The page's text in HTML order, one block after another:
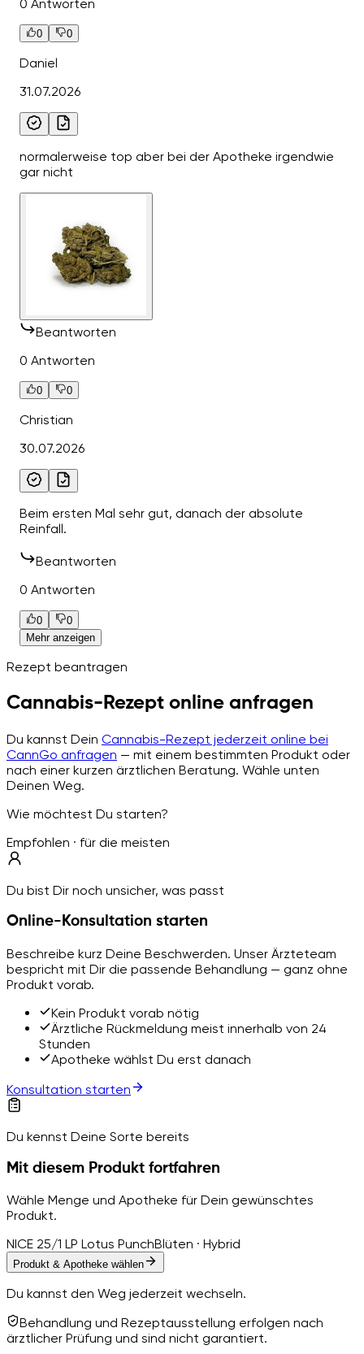
0 Antworten
0 0
Daniel
31.07.2026
normalerweise top aber bei der Apotheke irgendwie
gar nicht
Beantworten
0 Antworten
0 0
Christian
30.07.2026
Beim ersten Mal sehr gut, danach der absolute
Reinfall.
Beantworten
0 Antworten
0
0
Mehr anzeigen
Rezept beantragen
Cannabis-Rezept online anfragen
Du kannst Dein Cannabis-Rezept jederzeit online bei
CannGo anfragen — mit einem bestimmten Produkt oder
nach einer kurzen ärztlichen Beratung. Wähle unten
Deinen Weg.
Wie möchtest Du starten?
Empfohlen · für die meisten
Du bist Dir noch unsicher, was passt
Online-Konsultation starten
Beschreibe kurz Deine Beschwerden. Unser Ärzteteam
bespricht mit Dir die passende Behandlung — ganz ohne
Produkt vorab.
Kein Produkt vorab nötig
Ärztliche Rückmeldung meist innerhalb von 24
Stunden
Apotheke wählst Du erst danach
Konsultation starten
Du kennst Deine Sorte bereits
Mit diesem Produkt fortfahren
Wähle Menge und Apotheke für Dein gewünschtes
Produkt.
NICE 25/1 LP Lotus PunchBlüten · Hybrid
Produkt & Apotheke wählen
Du kannst den Weg jederzeit wechseln.
Behandlung und Rezeptausstellung erfolgen nach
ärztlicher Prüfung und sind nicht garantiert.